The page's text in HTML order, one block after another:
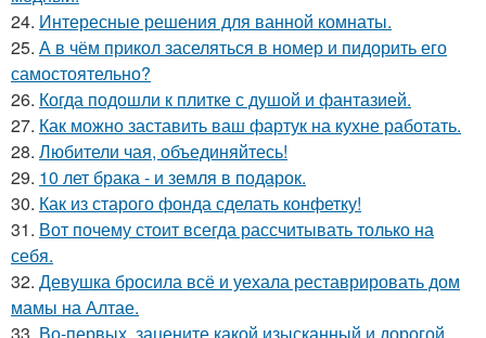
24. Интересные решения для ванной комнаты.
25. А в чём прикол заселяться в номер и пидорить его
самостоятельно?
26. Когда подошли к плитке с душой и фантазией.
27. Как можно заставить ваш фартук на кухне работать.
28. Любители чая, объединяйтесь!
29. 10 лет брака - и земля в подарок.
30. Как из старого фонда сделать конфетку!
31. Вот почему стоит всегда рассчитывать только на
себя.
32. Девушка бросила всё и уехала реставрировать дом
мамы на Алтае.
33. Во-первых, зацените какой изысканный и дорогой